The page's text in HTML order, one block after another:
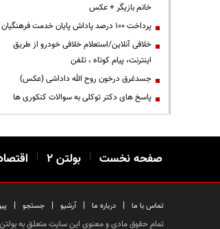
خانم بازیگر + عکس
پرداخت ۱۰۰ درصد پاداش پایان خدمت فرهنگیان
خلافی آنلاین/استعلام خلافی خودرو از طریق
اینترنت، پیام کوتاه ، تلفن
جسدغرق درخون روح الله داداشی (عکس)
پاسخ های دکتر توکلی به سوالات کنکوری ها
صفحه نخست | بولتن ۲ |
تماس با ما | درباره ما | آرشیو | جستجو |
تمام حقوق مادی و معنوی این سایت متعلق به